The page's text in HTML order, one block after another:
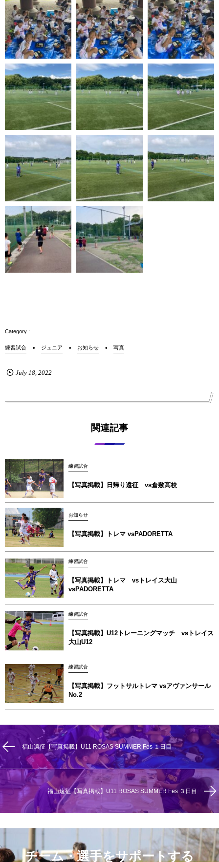
練習試合 ジュニア お知らせ 写真
July 18, 2022
関連記事
練習試合
【写真掲載】日帰り遠征 vs倉敷高校
お知らせ
【写真掲載】トレマ vsPADORETTA
練習試合
【写真掲載】トレマ vsトレイス大山
vsPADORETTA
練習試合
【写真掲載】U12トレーニングマッチ vsトレイス
大山U12
練習試合
【写真掲載】フットサルトレマ vsアヴァンサール
No.2
福山遠征【写真掲載】U11 ROSAS SUMMER Fes １日目
福山遠征【写真掲載】U11 ROSAS SUMMER Fes ３日目
チーム・選手をサポートする